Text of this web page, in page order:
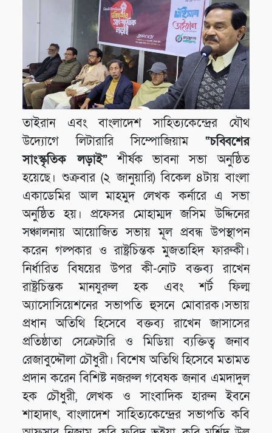
তাইরান এবং বাংলাদেশ সাহিত্যকেন্দ্রের যৌথ
উদ্যোগে লিটারারি সিম্পোজিয়াম “চব্বিশের
সাংস্কৃতিক লড়াই”শীর্ষক ভাবনা সভা অনুষ্ঠিত
হয়েছে। শুক্রবার (২ জানুয়ারি) বিকেল ৪টায় বাংলা
একাডেমির আল মাহমুদ লেখক কর্নারে এ সভা
অনুষ্ঠিত হয়। প্রফেসর মোহাম্মদ জসিম উদ্দিনের
সঞ্চালনায় আয়োজিত সভায় মূল প্রবন্ধ উপস্থাপন
করেন গল্পকার ও রাষ্ট্রচিন্তক মুজতাহিদ ফারুকী।
নির্ধারিত বিষয়ের উপর কী-নোট বক্তব্য রাখেন
রাষ্ট্রচিন্তক মানযুরুল হক এবং শর্ট ফিল্ম
অ্যাসোসিয়েশনের সভাপতি হুসনে মোবারক।সভায়
প্রধান অতিথি হিসেবে বক্তব্য রাখেন জাসাসের
প্রতিষ্ঠাতা সেক্রেটারি ও মিডিয়া ব্যক্তিত্ব জনাব
রেজাবুদ্দৌলা চৌধুরী। বিশেষ অতিথি হিসেবে মতামত
প্রদান করেন বিশিষ্ট নজরুল গবেষক জনাব এমদাদুল
হক চৌধুরী, লেখক ও সাংবাদিক হারুন ইবনে
শাহাদাৎ, বাংলাদেশ সাহিত্যকেন্দ্রের সভাপতি কবি